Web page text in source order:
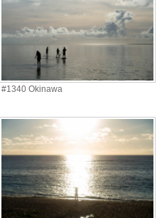
#1340 Okinawa